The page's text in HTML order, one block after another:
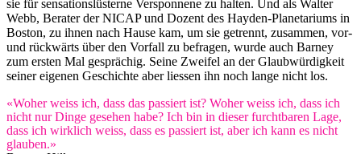
sie für sensationslüsterne Versponnene zu halten. Und als Walter
Webb, Berater der NICAP und Dozent des Hayden-Planetariums in
Boston, zu ihnen nach Hause kam, um sie getrennt, zusammen, vor-
und rückwärts über den Vorfall zu befragen, wurde auch Barney
zum ersten Mal gesprächig. Seine Zweifel an der Glaubwürdigkeit
seiner eigenen Geschichte aber liessen ihn noch lange nicht los.
«Woher weiss ich, dass das passiert ist? Woher weiss ich, dass ich
nicht nur Dinge gesehen habe? Ich bin in dieser furchtbaren Lage,
dass ich wirklich weiss, dass es passiert ist, aber ich kann es nicht
glauben.»